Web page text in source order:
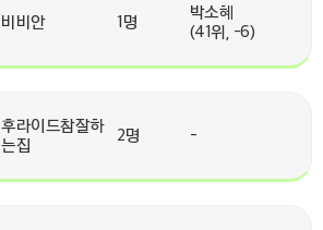
비비안 1명
박소혜
(41위, -6)
후라이드참잘하
는집
2명 -